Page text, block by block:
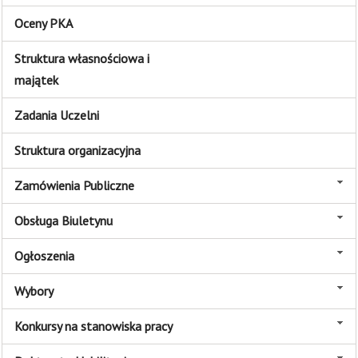
Oceny PKA
Struktura własnościowa i
majątek
Zadania Uczelni
Struktura organizacyjna
Zamówienia Publiczne
Obsługa Biuletynu
Ogłoszenia
Wybory
Konkursy na stanowiska pracy